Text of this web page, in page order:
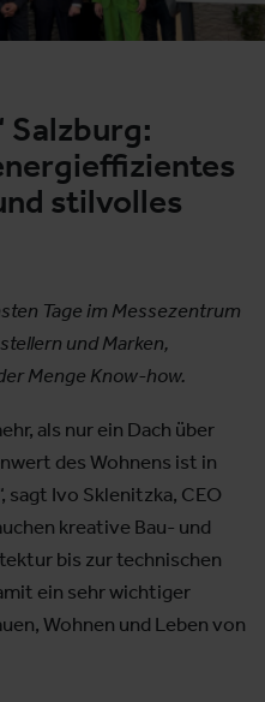
Salzburg:
stilvolles
Tage im Messezentrum
und Marken,
Menge Know-how.
als nur ein Dach über
des Wohnens ist in
sagt Ivo Sklenitzka, CEO
kreative Bau- und
bis zur technischen
ein sehr wichtiger
Wohnen und Leben von